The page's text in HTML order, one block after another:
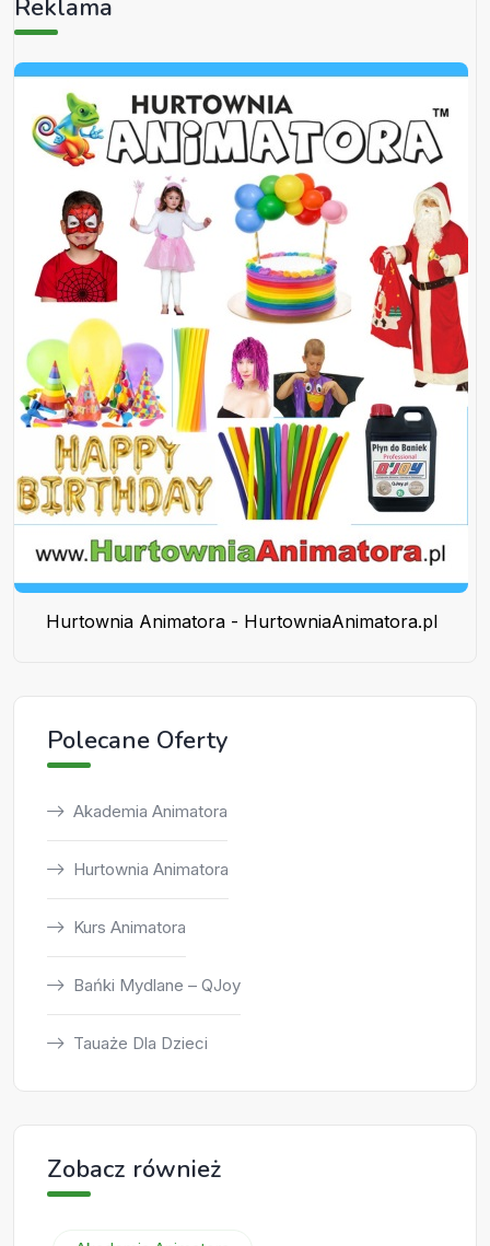
Reklama
Hurtownia Animatora - HurtowniaAnimatora.pl
Polecane Oferty
Akademia Animatora
Hurtownia Animatora
Kurs Animatora
Bańki Mydlane – QJoy
Tauaże Dla Dzieci
Zobacz również